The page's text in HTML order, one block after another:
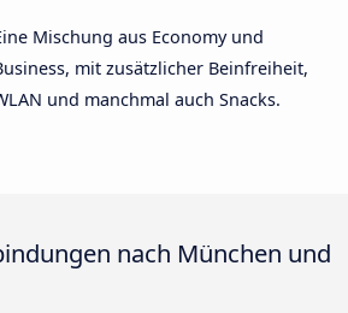
Mischung aus Economy und
mit zusätzlicher Beinfreiheit,
und manchmal auch Snacks.
nach München und